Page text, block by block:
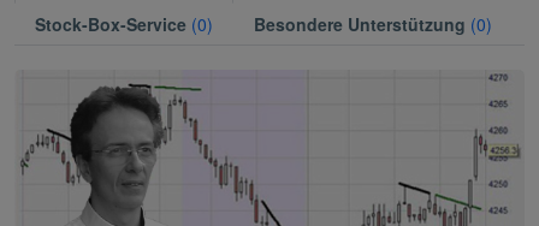
Stock-Box-Service (0) Besondere Unterstützung (0)